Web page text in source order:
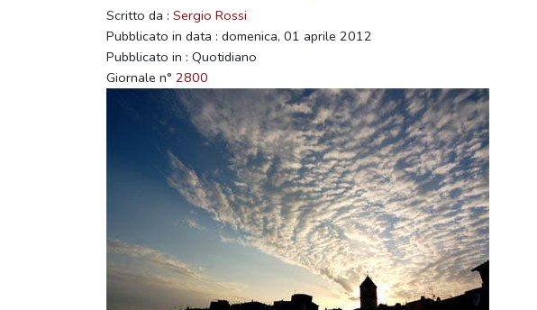
Scritto da : Sergio Rossi
Pubblicato in data : domenica, 01 aprile 2012
Pubblicato in : Quotidiano
Giornale n° 2800